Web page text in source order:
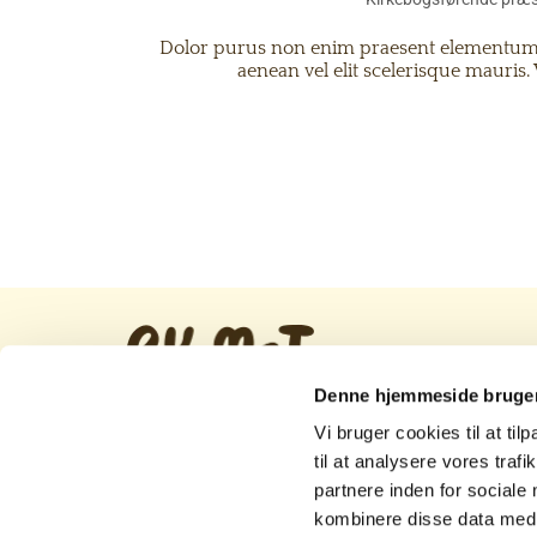
Denne hjemmeside
Vi bruger cookies til at
til at analysere vores
partnere inden for sociale
kombinere disse data
Dolor purus non enim praesent
aenean vel elit scelerisque